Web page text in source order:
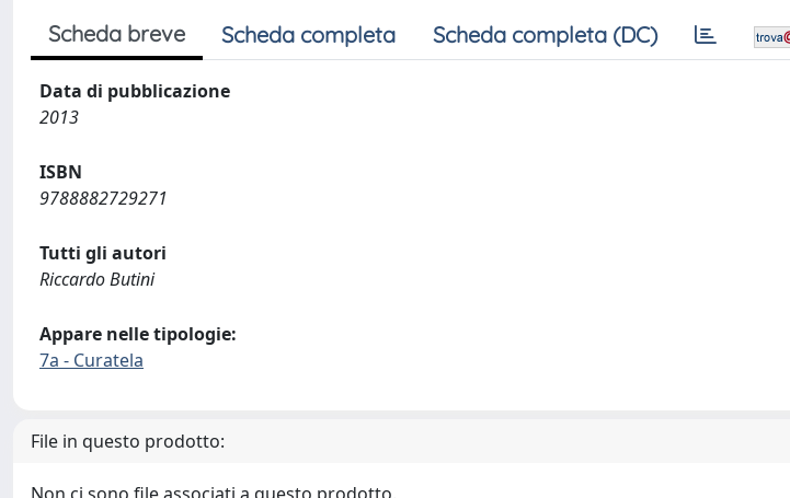
Scheda breve Scheda completa Scheda completa (DC)
Data di pubblicazione
2013
ISBN
9788882729271
Tutti gli autori
Riccardo Butini
Appare nelle tipologie:
7a - Curatela
File in questo prodotto: